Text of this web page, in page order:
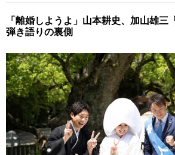
「離婚しようよ」山本耕史、加山雄三
弾き語りの裏側